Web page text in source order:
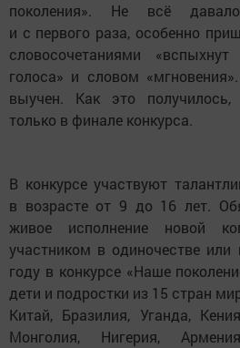
поколения». Не всё
и с первого раза, особенно
словосочетаниями
голоса» и словом
выучен. Как это
только в финале конкурса.
В конкурсе участвуют
в возрасте от 9 до 16 лет.
живое исполнение новой
участником в одиночестве
году в конкурсе «Наше
дети и подростки из 15 стран
Китай, Бразилия, Уганда,
Монголия, Нигерия,